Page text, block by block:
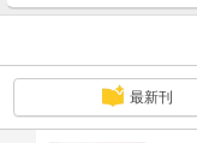
最新刊